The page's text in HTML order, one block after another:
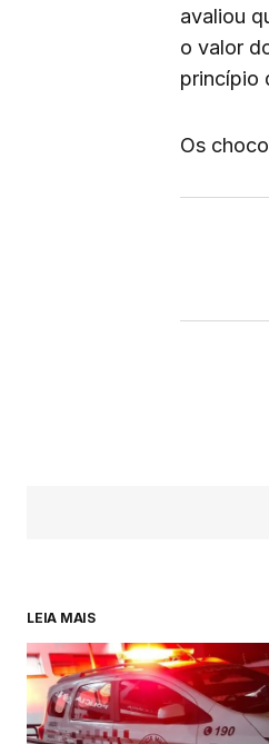
avaliou
o valor
princípio
Os
LEIA MAIS